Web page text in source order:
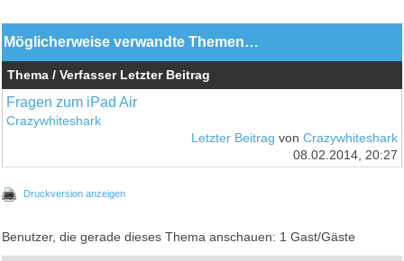
Möglicherweise verwandte Themen…
Thema / Verfasser Letzter Beitrag
Fragen zum iPad Air
Crazywhiteshark
Letzter Beitrag von Crazywhiteshark
08.02.2014, 20:27
Druckversion anzeigen
Benutzer, die gerade dieses Thema anschauen: 1 Gast/Gäste